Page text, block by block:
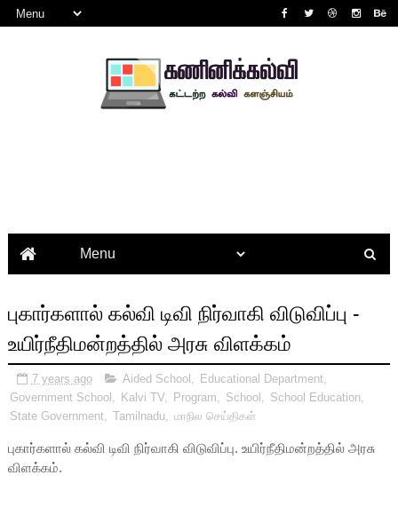
புகார்களால் கல்வி டிவி நிர்வாகி விடுவிப்பு -
உயிர்நீதிமன்றத்தில் அரசு விளக்கம்
7 years ago Aided School Educational Department
Government School
Kalvi TV, Program School School Education,
State Government
Tamilnadu மாநில செய்திகள்
புகார்களால் கல்வி டிவி நிர்வாகி விடுவிப்பு. உயிர்நீதிமன்றத்தில் அரசு
விளக்கம்.